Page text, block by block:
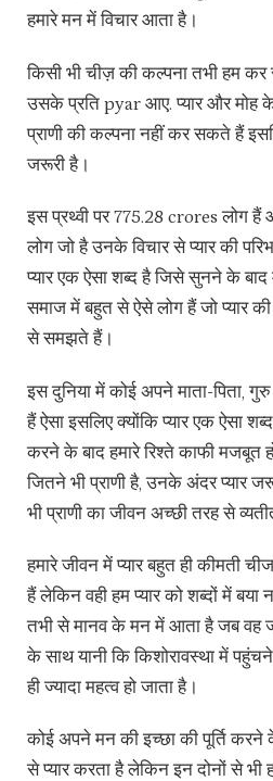
हमारे मन में विचार आता है।
किसी भी चीज़ की कल्पना तभी हम
उसके प्रति pyar आए. प्यार और मोह के
प्राणी की कल्पना नहीं कर सकते हैं
जरूरी है।
इस प्रथ्वी पर 775.28 crores लोग हैं
लोग जो है उनके विचार से प्यार की
प्यार एक ऐसा शब्द है जिसे सुनने के
समाज में बहुत से ऐसे लोग हैं जो प्यार
से समझते हैं।
इस दुनिया में कोई अपने माता-पिता,
हैं ऐसा इसलिए क्योंकि प्यार एक ऐसा
करने के बाद हमारे रिश्ते काफी मजबूत
जितने भी प्राणी है, उनके अंदर प्यार
भी प्राणी का जीवन अच्छी तरह से
हमारे जीवन में प्यार बहुत ही कीमती
हैं लेकिन वही हम प्यार को शब्दों में बया
तभी से मानव के मन में आता है जब वह
के साथ यानी कि किशोरावस्था में
ही ज्यादा महत्व ‌हो जाता है।
कोई अपने मन की इच्छा की पूर्ति
से प्यार करता है लेकिन इन दोनों से भी